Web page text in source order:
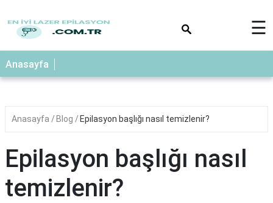
☰
Anasayfa
Anasayfa Blog Epilasyon başlığı nasıl temizlenir?
Epilasyon başlığı nasıl
temizlenir?